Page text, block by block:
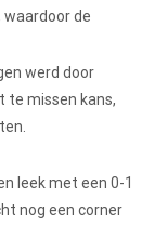
de
werd door
te missen kans,
leek met een 0-1
nog een corner